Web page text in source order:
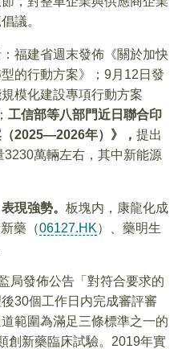
議。
福建省週末發佈《關於加快
的行動方案》；9月12日發
模化建設專項行動方案
工信部等八部門近日聯合印
2025—2026年）》， 提出
萬輛左右，其中新能源
現強勢。 板塊内，康龍化成
藥（06127.HK）、藥明生
局發佈公告「對符合要求的
30個工作日内完成審評審
範圍為滿足三條標準之一的
創新藥臨床試驗。2019年實